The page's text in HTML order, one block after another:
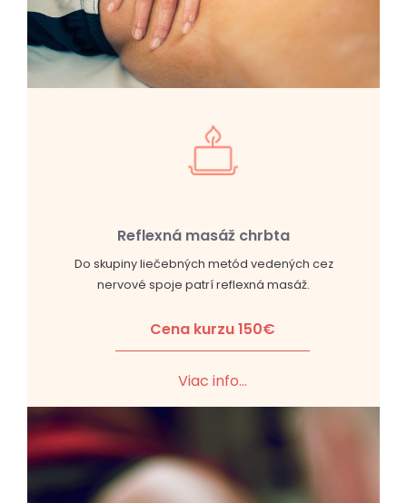
Reflexná masáž chrbta
Do skupiny liečebných metód vedených cez
nervové spoje patrí reflexná masáž.
Cena kurzu 150€
Viac info...